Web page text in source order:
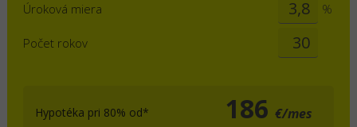
Úroková miera %
Počet rokov
Hypotéka pri 80% od* 186€/mes